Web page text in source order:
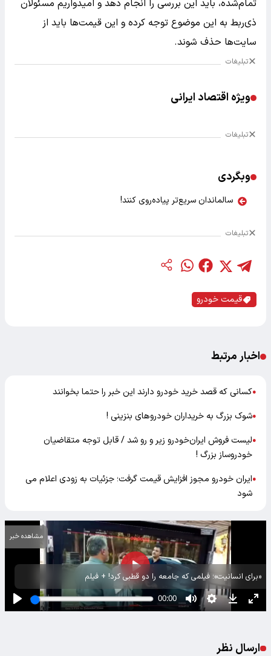
تمام‌شده، باید این بررسی را انجام دهد و امیدواریم مسئولان
ذی‌ربط به این موضوع توجه کرده و این قیمت‌ها باید از
سایت‌ها حذف شوند.
تبلیغات
ویژه اقتصاد ایرانی
تبلیغات
وبگردی
سالماندان سریع‌تر پیاده‌روی کنند!
تبلیغات
قیمت خودرو
اخبار مرتبط
●کسانی که قصد خرید خودرو دارند این خبر را حتما بخوانند
●شوک بزرگ به خریداران خودروهای بنزینی !
●لیست فروش ایران‌خودرو زیر و رو شد / قابل توجه متقاضیان
خودروساز بزرگ !
●ایران خودرو مجوز افزایش قیمت گرفت؛ جزئیات به زودی اعلام می
شود
«برای انسانیت»؛ فیلمی که جامعه را دو قطبی کرد! + فیلم
مشاهده خبر
ارسال نظر